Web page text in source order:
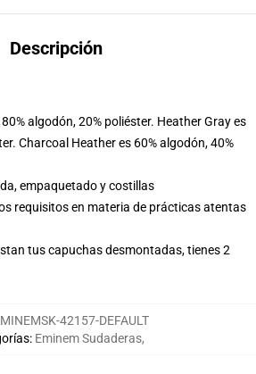
Descripción
algodón, 20% poliéster. Heather Gray es
Charcoal Heather es 60% algodón, 40%
empaquetado y costillas
requisitos en materia de prácticas atentas
tus capuchas desmontadas, tienes 2
42157-DEFAULT
: Eminem Sudaderas,